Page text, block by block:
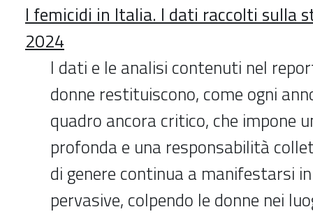
I femicidi in Italia. I dati raccolti sulla
2024
I dati e le analisi contenuti nel
donne restituiscono, come ogni
quadro ancora critico, che impone
profonda e una responsabilità
di genere continua a manifestarsi
pervasive, colpendo le donne nei